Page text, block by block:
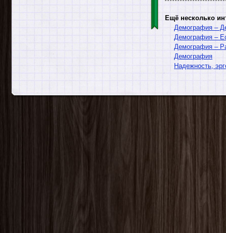
Ещё несколько
Демография –
Демография –
Демография –
Демография
Надежность,